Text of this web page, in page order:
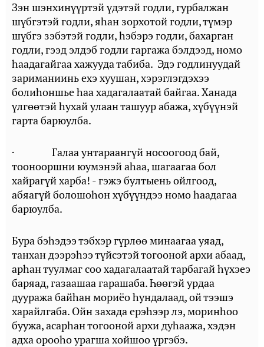
Зэн шэнхинүүртэй үдэтэй годли, гурбалжан
шүбгэтэй годли, яһан зорхотой годли, түмэр
шүбгэ зэбэтэй годли, һэбэрэ годли, бахарган
годли, гээд элдэб годли гаргажа бэлдээд, номо
һаадагайгаа хажууда табиба. Эдэ годлинуудай
зариманиинь ехэ хуушан, хэрэглэгдэхээ
болиһоншье һаа хадагалаатай байгаа. Ханада
үлгөөтэй һухай улаан ташуур абажа, хүбүүнэй
гарта барюулба.
· Галаа унтараангүй носоогоод бай,
тоонооршни юумэнэй аһаа, шагаагаа бол
хайрагүй харба! - гэжэ бултыень ойлгоод,
абяагүй болошоһон хүбүүндээ номо һаадагаа
барюулба.
Бура бэһэдээ тэбхэр гүрлөө минаагаа уяад,
танхан дээрэһээ түйсэтэй тогооной архи абаад,
арһан туулмаг соо хадагалаатай тарбагай һүхэеэ
баряад, газаашаа гарашаба. Һөөгэй урдаа
дууража байһан мориёо һундалаад, ой тээшэ
харайлгаба. Ойн захада ерэһээр лэ, моринһоо
буужа, асарһан тогооной архи дуһаажа, хэдэн
адха орооһо урагша хойшоо үргэбэ.